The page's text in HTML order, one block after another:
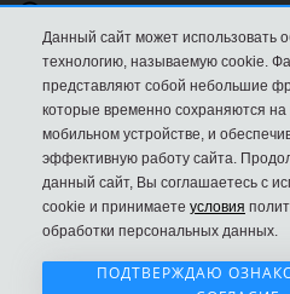
Whatsapp
Viber
Данный сайт может использовать
технологию, называемую cookie.
представляют собой небольшие
которые временно сохраняются
мобильном устройстве, и
эффективную работу сайта.
данный сайт, Вы соглашаетесь с
cookie и принимаете условия
обработки персональных данных.
ПОДТВЕРЖДАЮ